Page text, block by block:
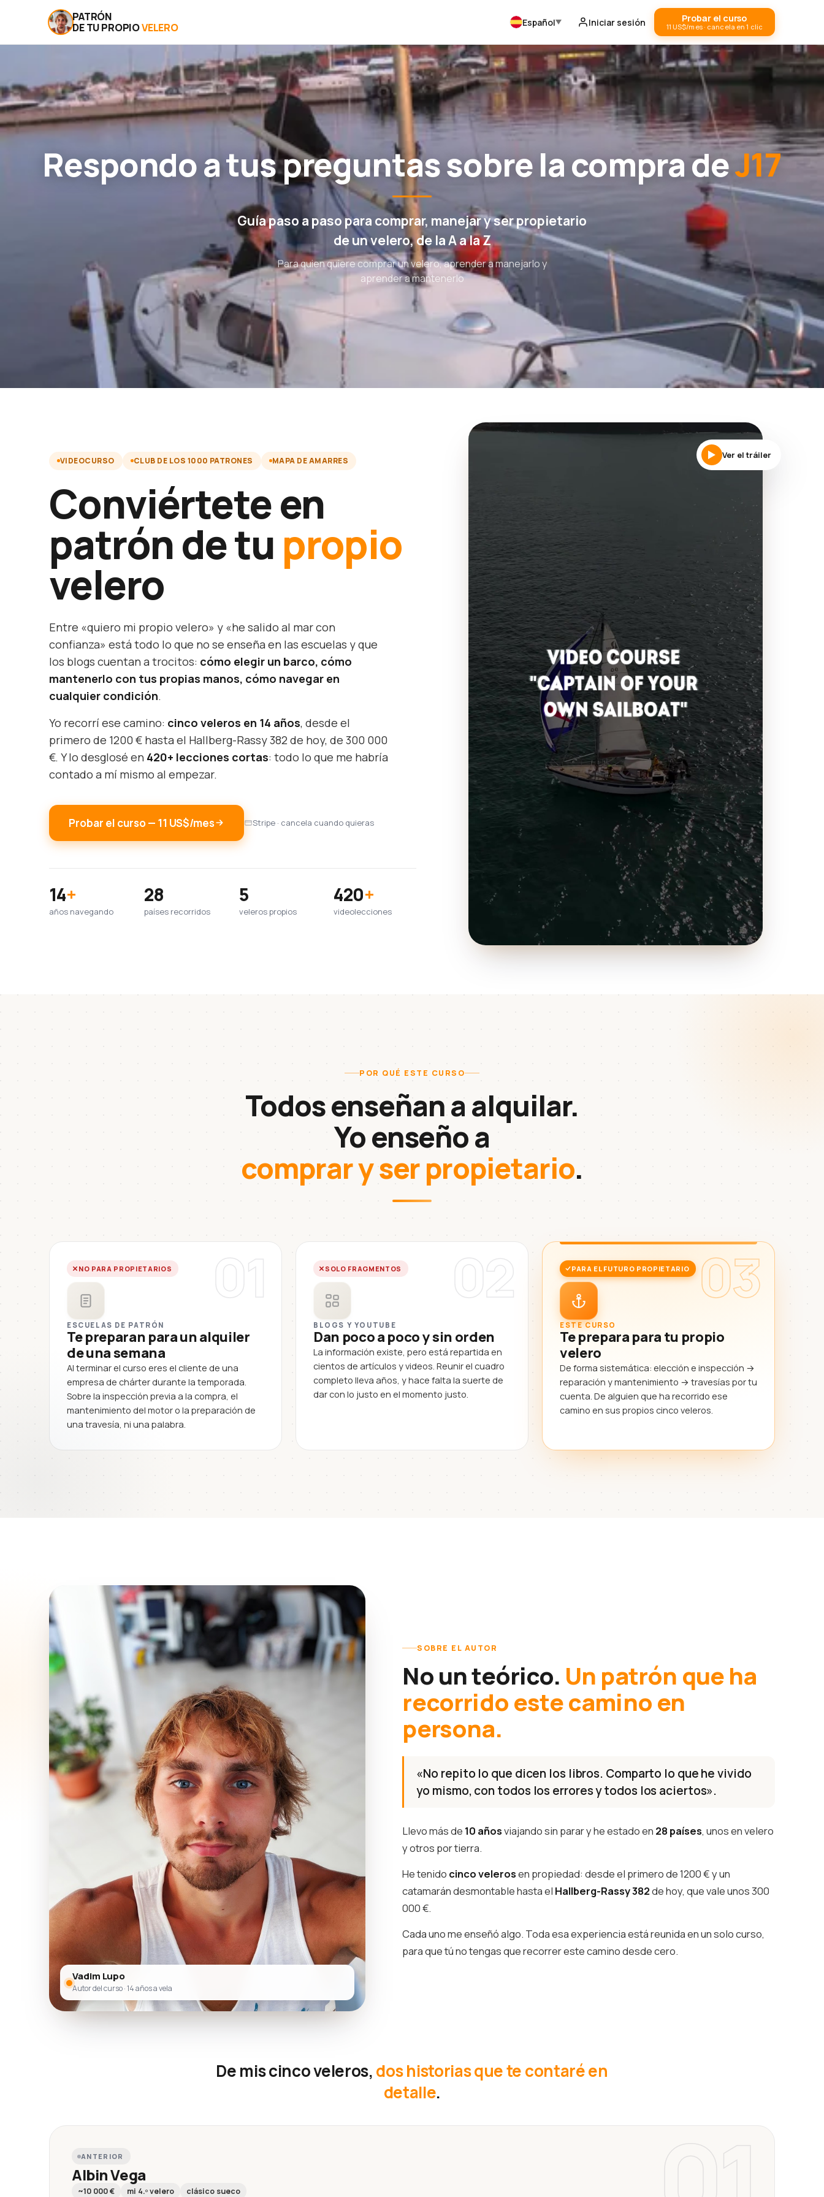
PATRÓN
DE TU PROPIOVELERO Español Iniciar sesión Probar el curso
11 US$/mes · cancela en 1 clic
Respondo a tus preguntas sobre la compra deJ17
Guía paso a paso para comprar, manejar y ser propietario
de un velero, de la A a la Z
Para quien quiere comprar un velero, aprender a manejarlo y
aprender a mantenerlo
VIDEOCURSO CLUB DE LOS 1000 PATRONES MAPA DE AMARRES
Conviértete en
patrón de tu propio
velero
Entre «quiero mi propio velero» y «he salido al mar con
confianza» está todo lo que no se enseña en las escuelas y que
los blogs cuentan a trocitos: cómo elegir un barco, cómo
mantenerlo con tus propias manos, cómo navegar en
cualquier condición.
Yo recorrí ese camino: cinco veleros en 14 años, desde el
primero de 1200 € hasta el Hallberg-Rassy 382 de hoy, de 300 000
€. Y lo desglosé en 420+ lecciones cortas: todo lo que me habría
contado a mí mismo al empezar.
Probar el curso — 11 US$/mes Stripe · cancela cuando quieras
14+
años navegando
28
países recorridos
5
veleros propios
420+
videolecciones
Ver el tráiler
POR QUÉ ESTE CURSO
Todos enseñan a alquilar.
Yo enseño a
comprar y ser propietario.
01
NO PARA PROPIETARIOS
ESCUELAS DE PATRÓN
Te preparan para un alquiler
de una semana
Al terminar el curso eres el cliente de una
empresa de chárter durante la temporada.
Sobre la inspección previa a la compra, el
mantenimiento del motor o la preparación de
una travesía, ni una palabra.
02
SOLO FRAGMENTOS
BLOGS Y YOUTUBE
Dan poco a poco y sin orden
La información existe, pero está repartida en
cientos de artículos y videos. Reunir el cuadro
completo lleva años, y hace falta la suerte de
dar con lo justo en el momento justo.
03
PARA EL FUTURO PROPIETARIO
ESTE CURSO
Te prepara para tu propio
velero
De forma sistemática: elección e inspección →
reparación y mantenimiento → travesías por tu
cuenta. De alguien que ha recorrido ese
camino en sus propios cinco veleros.
Vadim Lupo
Autor del curso · 14 años a vela
SOBRE EL AUTOR
No un teórico. Un patrón que ha
recorrido este camino en
persona.
«No repito lo que dicen los libros. Comparto lo que he vivido
yo mismo, con todos los errores y todos los aciertos».
Llevo más de 10 añosviajando sin parar y he estado en 28 países, unos en velero
y otros por tierra.
He tenido cinco velerosen propiedad: desde el primero de 1200 € y un
catamarán desmontable hasta el Hallberg-Rassy 382de hoy, que vale unos 300
000 €.
Cada uno me enseñó algo. Toda esa experiencia está reunida en un solo curso,
para que tú no tengas que recorrer este camino desde cero.
De mis cinco veleros,dos historias que te contaré en
detalle.
ANTERIOR
Albin Vega
~10 000 € mi 4.º velero clásico sueco